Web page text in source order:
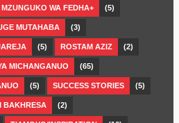
MZUNGUKO WA FEDHA+ (5)
MUTAHABA (3)
(5) ROSTAM AZIZ (2)
MICHANGANUO (65)
(5) SUCCESS STORIES (5)
BAKHRESA (2)